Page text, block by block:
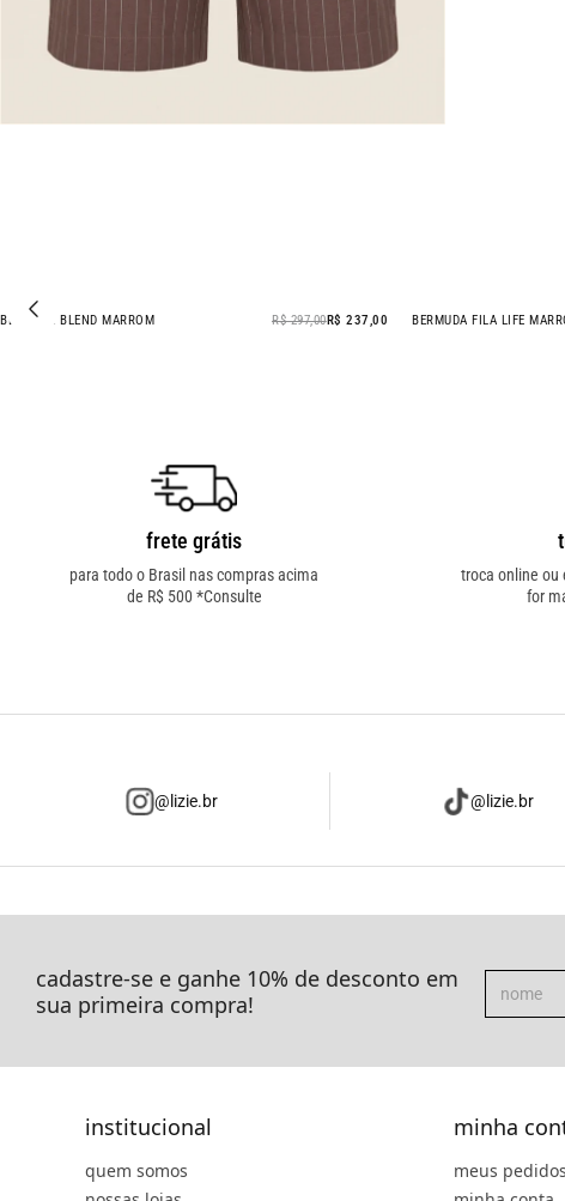
- 20% OFF
BERMUDA BLEND MARROM R$ 297,00R$ 237,00 BERMUDA FILA LIFE
frete grátis
para todo o Brasil nas compras acima
de R$ 500 *Consulte
troca online ou
for
@lizie.br @lizie.br
cadastre-se e ganhe 10% de desconto em
sua primeira compra!
institucional
quem somos
minha
meus pedidos